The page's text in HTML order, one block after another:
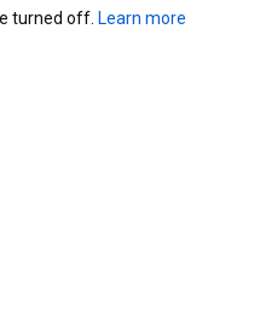
turned off. Learn more